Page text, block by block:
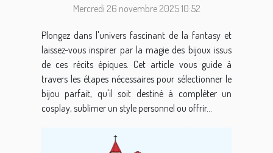
Mercredi 26 novembre 2025 10:52
Plongez dans l'univers fascinant de la fantasy et
laissez-vous inspirer par la magie des bijoux issus
de ces récits épiques. Cet article vous guide à
travers les étapes nécessaires pour sélectionner le
bijou parfait, qu'il soit destiné à compléter un
cosplay, sublimer un style personnel ou offrir...